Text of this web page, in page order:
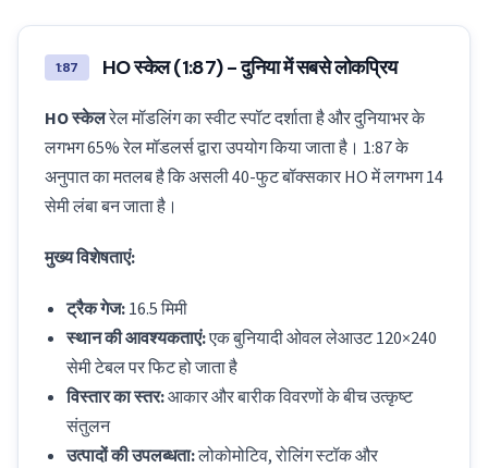
1:87 HO स्केल (1:87) - दुनिया में सबसे लोकप्रिय
HO स्केलरेल मॉडलिंग का स्वीट स्पॉट दर्शाता है और दुनियाभर के
लगभग 65% रेल मॉडलर्स द्वारा उपयोग किया जाता है। 1:87 के
अनुपात का मतलब है कि असली 40-फुट बॉक्सकार HO में लगभग 14
सेमी लंबा बन जाता है।
मुख्य विशेषताएं:
ट्रैक गेज:16.5 मिमी
स्थान की आवश्यकताएं:एक बुनियादी ओवल लेआउट 120×240
सेमी टेबल पर फिट हो जाता है
विस्तार का स्तर:आकार और बारीक विवरणों के बीच उत्कृष्ट
संतुलन
उत्पादों की उपलब्धता:लोकोमोटिव, रोलिंग स्टॉक और